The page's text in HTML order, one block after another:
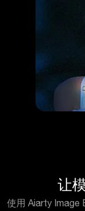
让
使用 Aiarty Image